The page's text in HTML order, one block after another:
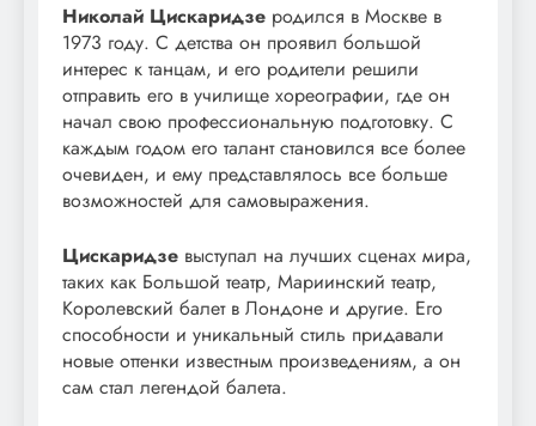
Николай Цискаридзе родился в Москве в
1973 году. С детства он проявил большой
интерес к танцам, и его родители решили
отправить его в училище хореографии, где он
начал свою профессиональную подготовку. С
каждым годом его талант становился все более
очевиден, и ему представлялось все больше
возможностей для самовыражения.
Цискаридзе выступал на лучших сценах мира,
таких как Большой театр, Мариинский театр,
Королевский балет в Лондоне и другие. Его
способности и уникальный стиль придавали
новые оттенки известным произведениям, а он
сам стал легендой балета.